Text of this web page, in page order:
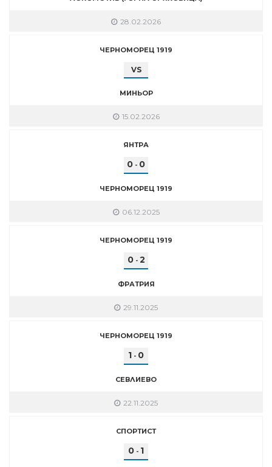
28.02.2026
ЧЕРНОМОРЕЦ 1919
VS
МИНЬОР
15.02.2026
ЯНТРА
0 - 0
ЧЕРНОМОРЕЦ 1919
06.12.2025
ЧЕРНОМОРЕЦ 1919
0- 2
ФРАТРИЯ
29.11.2025
ЧЕРНОМОРЕЦ 1919
1 - 0
СЕВЛИЕВО
22.11.2025
СПОРТИСТ
0 - 1